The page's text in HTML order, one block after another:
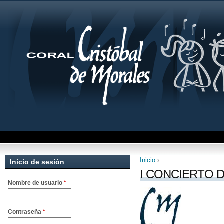
Se encuentra
Inicio ›
I CONCIERTO
Inicio de sesión
Nombre de usuario *
Contraseña *